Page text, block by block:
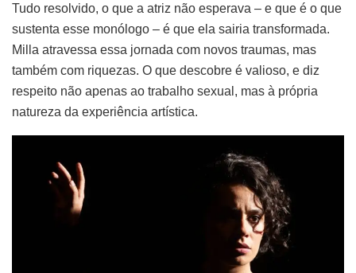
Tudo resolvido, o que a atriz não esperava – e que é o que
sustenta esse monólogo – é que ela sairia transformada.
Milla atravessa essa jornada com novos traumas, mas
também com riquezas. O que descobre é valioso, e diz
respeito não apenas ao trabalho sexual, mas à própria
natureza da experiência artística.